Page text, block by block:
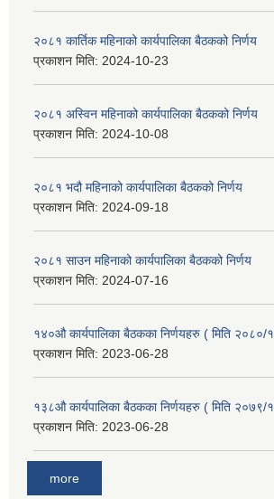
२०८१ कार्तिक महिनाको कार्यपालिका बैठकको निर्णय
प्रकाशन मिति: 2024-10-23
२०८१ अस्विन महिनाको कार्यपालिका बैठकको निर्णय
प्रकाशन मिति: 2024-10-08
२०८१ भदौ महिनाको कार्यपालिका बैठकको निर्णय
प्रकाशन मिति: 2024-09-18
२०८१ साउन महिनाको कार्यपालिका बैठकको निर्णय
प्रकाशन मिति: 2024-07-16
१४०औ कार्यपालिका बैठकका निर्णयहरु ( मिति
प्रकाशन मिति: 2023-06-28
१३८औ कार्यपालिका बैठकका निर्णयहरु ( मिति
प्रकाशन मिति: 2023-06-28
more